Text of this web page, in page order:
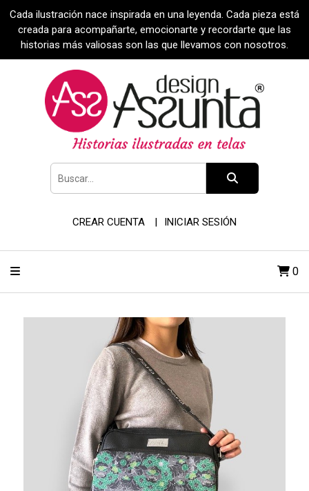
Cada ilustración nace inspirada en una leyenda. Cada pieza está
creada para acompañarte, emocionarte y recordarte que las
historias más valiosas son las que llevamos con nosotros.
CREAR CUENTA INICIAR SESIÓN
0